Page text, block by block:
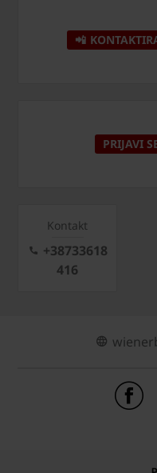
📲
PRIJAVI
Kontakt
+38733618
416